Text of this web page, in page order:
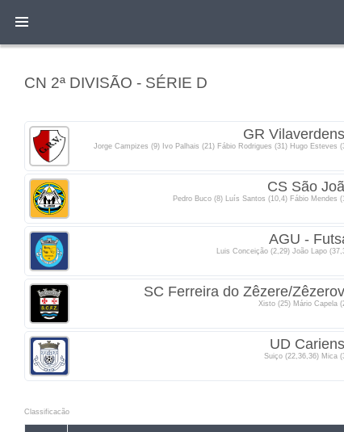
CN 2ª DIVISÃO - SÉRIE D
GR
Jorge Campizes (9) Ivo Palhais (21) Fábio Rodrigues (31) Hugo Esteves
CS São
Pedro Buco (8) Luís Santos (10,4) Fábio Mendes
AGU -
Luis Conceição (2,29) João Lapo
SC Ferreira do Zêzere/
Xisto (25) Mário Capela
UD
Suiço (22,36,36) Mica
Classificacão